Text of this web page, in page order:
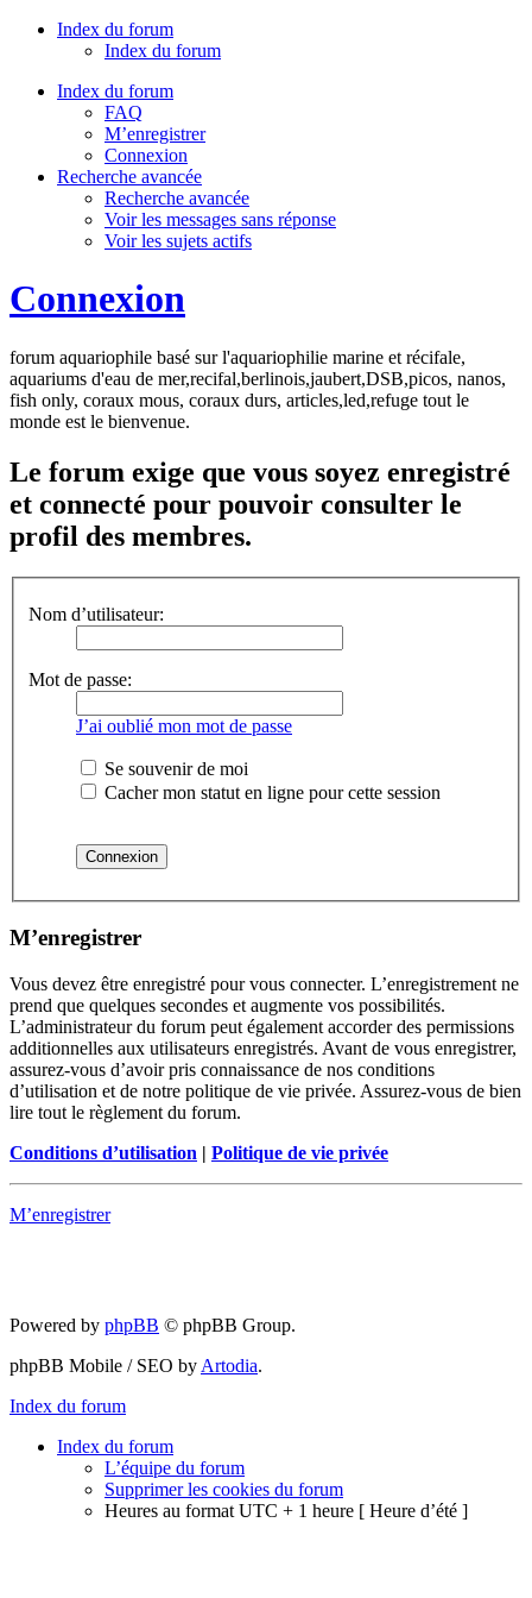
Index du forum
Index du forum
Index du forum
FAQ
M’enregistrer
Connexion
Recherche avancée
Recherche avancée
Voir les messages sans réponse
Voir les sujets actifs
Connexion
forum aquariophile basé sur l'aquariophilie marine et récifale,
aquariums d'eau de mer,recifal,berlinois,jaubert,DSB,picos, nanos,
fish only, coraux mous, coraux durs, articles,led,refuge tout le
monde est le bienvenue.
Le forum exige que vous soyez enregistré
et connecté pour pouvoir consulter le
profil des membres.
Nom d’utilisateur:
Mot de passe:
J’ai oublié mon mot de passe
Se souvenir de moi
Cacher mon statut en ligne pour cette session
M’enregistrer
Vous devez être enregistré pour vous connecter. L’enregistrement ne
prend que quelques secondes et augmente vos possibilités.
L’administrateur du forum peut également accorder des permissions
additionnelles aux utilisateurs enregistrés. Avant de vous enregistrer,
assurez-vous d’avoir pris connaissance de nos conditions
d’utilisation et de notre politique de vie privée. Assurez-vous de bien
lire tout le règlement du forum.
Conditions d’utilisation | Politique de vie privée
M’enregistrer
Powered by phpBB © phpBB Group.
phpBB Mobile / SEO by Artodia.
Index du forum
Index du forum
L’équipe du forum
Supprimer les cookies du forum
Heures au format UTC + 1 heure [ Heure d’été ]